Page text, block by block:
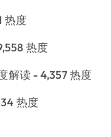
热度
热度
解读 - 4,357 热度
热度